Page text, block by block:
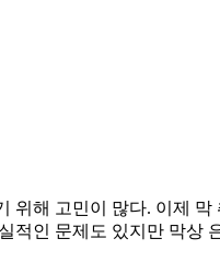
위해 고민이 많다. 이제
적인 문제도 있지만 막상